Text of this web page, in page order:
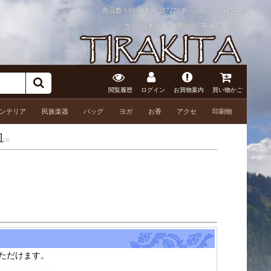
商品数:6953種類、287276個 レビュー:83747件
カラフル素焼き皿- 通販 店-TIRAKITA.COM
閲覧履歴 ログイン お買物案内 買い物かご
テリア 民族楽器 バッグ ヨガ お香 アクセ 印刷物
(3)
だけます。